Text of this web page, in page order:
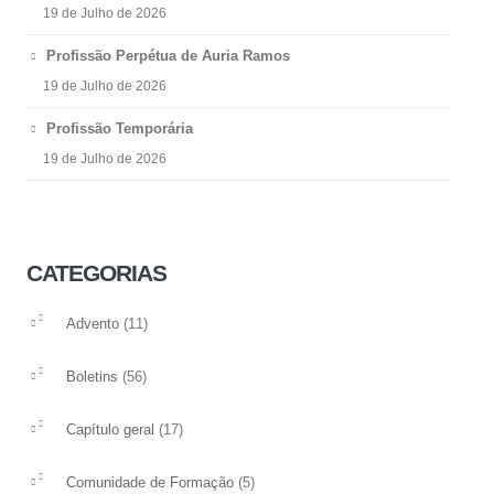
19 de Julho de 2026
Profissão Perpétua de Auria Ramos
19 de Julho de 2026
Profissão Temporária
19 de Julho de 2026
CATEGORIAS
Advento (11)
Boletins (56)
Capítulo geral (17)
Comunidade de Formação (5)